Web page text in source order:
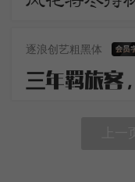
逐浪创艺粗黑体